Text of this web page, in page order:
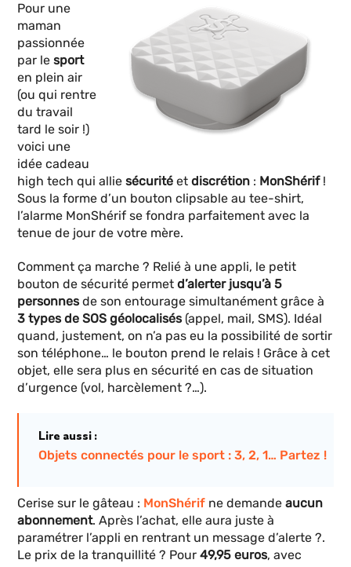
Pour une
maman
passionnée
par lesport
en plein air
(ou qui rentre
du travail
tard le soir !)
voici une
idée cadeau
high tech qui alliesécurité etdiscrétion : MonShérif!
Sous la forme d’un bouton clipsable au tee-shirt,
l’alarme MonShérif se fondra parfaitement avec la
tenue de jour de votre mère.
Comment ça marche ? Relié à une appli, le petit
bouton de sécurité permetd’alerter jusqu’à 5
personnesde son entourage simultanément grâce à
3 types de SOS géolocalisés (appel, mail, SMS). Idéal
quand, justement, on n’a pas eu la possibilité de sortir
son téléphone… le bouton prend le relais ! Grâce à cet
objet, elle sera plus en sécurité en cas de situation
d’urgence (vol, harcèlement ?…).
Lire aussi :
Objets connectés pour le sport : 3, 2, 1… Partez !
Cerise sur le gâteau : MonShérif ne demandeaucun
abonnement. Après l’achat, elle aura juste à
paramétrer l’appli en rentrant un message d’alerte ?.
Le prix de la tranquillité ? Pour49,95 euros, avec